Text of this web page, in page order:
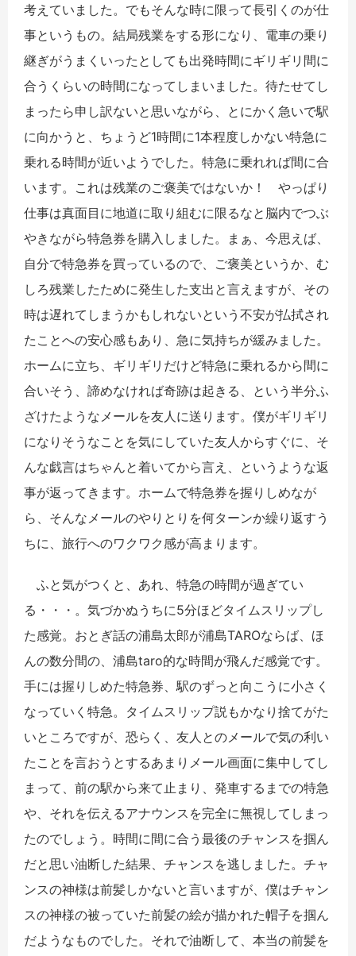
考えていました。でもそんな時に限って長引くのが仕
事というもの。結局残業をする形になり、電車の乗り
継ぎがうまくいったとしても出発時間にギリギリ間に
合うくらいの時間になってしまいました。待たせてし
まったら申し訳ないと思いながら、とにかく急いで駅
に向かうと、ちょうど1時間に1本程度しかない特急に
乗れる時間が近いようでした。特急に乗れれば間に合
います。これは残業のご褒美ではないか！ やっぱり
仕事は真面目に地道に取り組むに限るなと脳内でつぶ
やきながら特急券を購入しました。まぁ、今思えば、
自分で特急券を買っているので、ご褒美というか、む
しろ残業したために発生した支出と言えますが、その
時は遅れてしまうかもしれないという不安が払拭され
たことへの安心感もあり、急に気持ちが緩みました。
ホームに立ち、ギリギリだけど特急に乗れるから間に
合いそう、諦めなければ奇跡は起きる、という半分ふ
ざけたようなメールを友人に送ります。僕がギリギリ
になりそうなことを気にしていた友人からすぐに、そ
んな戯言はちゃんと着いてから言え、というような返
事が返ってきます。ホームで特急券を握りしめなが
ら、そんなメールのやりとりを何ターンか繰り返すう
ちに、旅行へのワクワク感が高まります。
ふと気がつくと、あれ、特急の時間が過ぎてい
る・・・。気づかぬうちに5分ほどタイムスリップし
た感覚。おとぎ話の浦島太郎が浦島TAROならば、ほ
んの数分間の、浦島taro的な時間が飛んだ感覚です。
手には握りしめた特急券、駅のずっと向こうに小さく
なっていく特急。タイムスリップ説もかなり捨てがた
いところですが、恐らく、友人とのメールで気の利い
たことを言おうとするあまりメール画面に集中してし
まって、前の駅から来て止まり、発車するまでの特急
や、それを伝えるアナウンスを完全に無視してしまっ
たのでしょう。時間に間に合う最後のチャンスを掴ん
だと思い油断した結果、チャンスを逃しました。チャ
ンスの神様は前髪しかないと言いますが、僕はチャン
スの神様の被っていた前髪の絵が描かれた帽子を掴ん
だようなものでした。それで油断して、本当の前髪を